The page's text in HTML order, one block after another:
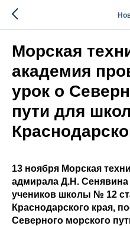
Морская
академия
урок о
пути для
13 ноября Морская
адмирала Д.Н.
учеников школы № 12
Краснодарского края,
Северного морского